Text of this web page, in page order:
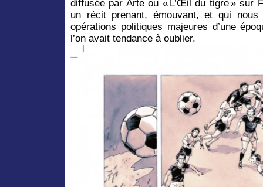
diffusée par Arte ou « L’Œil du tigre » sur
un récit prenant, émouvant, et qui
opérations politiques majeures d’une
l’on avait tendance à oublier.